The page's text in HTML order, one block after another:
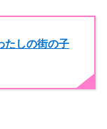
たしの街の子